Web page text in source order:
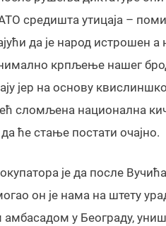
средишта утицаја –
да је народ истрошен
крпљење нашег
јер на основу
сломљена национална
ће стање постати очајно.
је да после
он је нама на штету
у Београду,